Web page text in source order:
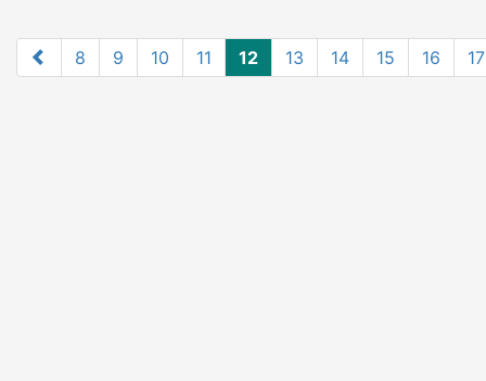
8 9 10 11 12 13 14 15 16 17